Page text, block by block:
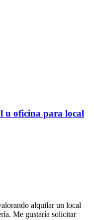
u oficina para local
alquilar un local
Me gustaría solicitar